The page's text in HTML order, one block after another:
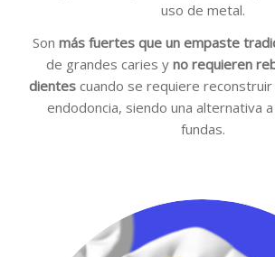
uso de metal.
Son más fuertes que un empaste
de grandes caries y no requieren
dientescuando se requiere reconstruir
endodoncia, siendo una alternativa
fundas.